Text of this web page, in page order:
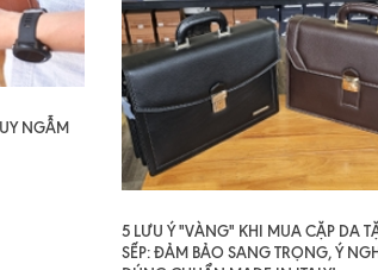
NGẪM
5 LƯU Ý "VÀNG" KHI MUA CẶP DA
SẾP: ĐẢM BẢO SANG TRỌNG, Ý